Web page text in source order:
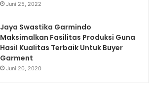
Juni 25, 2022
Jaya Swastika Garmindo
Maksimalkan Fasilitas Produksi Guna
Hasil Kualitas Terbaik Untuk Buyer
Garment
Juni 20, 2020